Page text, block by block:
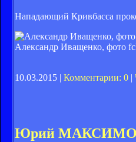
Нападающий Кривбасса
Александр Иващенко, фото
10.03.2015 | Комментарии: 0 |
Юрий МАКСИМОВ: